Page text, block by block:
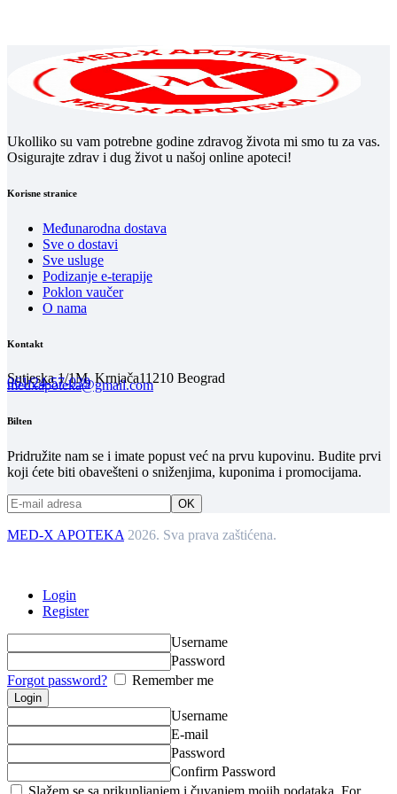
Ukolliko su vam potrebne godine zdravog života mi smo tu za vas.
Osigurajte zdrav i dug život u našoj online apoteci!
Korisne stranice
Međunarodna dostava
Sve o dostavi
Sve usluge
Podizanje e-terapije
Poklon vaučer
O nama
Kontakt
Sutjeska 1/1M, Krnjača11210 Beograd
061/24-57-039
medxapoteka@gmail.com
Bilten
Pridružite nam se i imate popust već na prvu kupovinu. Budite prvi
koji ćete biti obavešteni o sniženjima, kuponima i promocijama.
MED-X APOTEKA2026. Sva prava zaštićena.
Login
Register
Username
Password
Forgot password?
Remember me
Username
E-mail
Password
Confirm Password